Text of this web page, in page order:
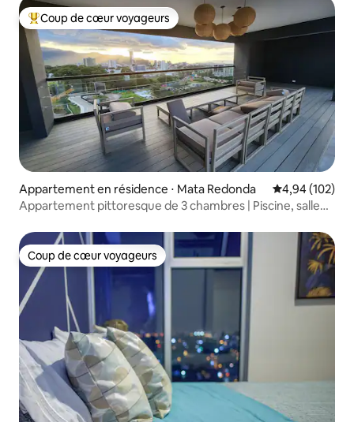
Coups de cœur voyageurs les plus appréciés
Coup de cœur voyageurs
Appartement en résidence ⋅ Mata Redonda Évaluation
4,94 (102)
Appartement pittoresque de 3 chambres | Piscine, salle
Coup de cœur voyageurs
Coup de cœur voyageurs